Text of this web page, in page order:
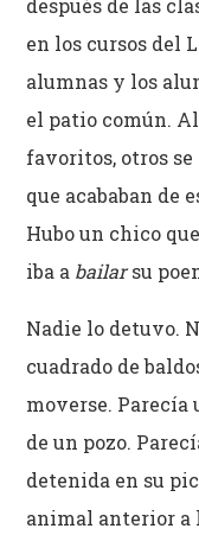
después de las
en los cursos del
alumnas y los
el patio común.
favoritos, otros
que acababan de
Hubo un chico
iba a bailarsu
Nadie lo detuvo.
cuadrado de
moverse. Parecía
de un pozo.
detenida en su
animal anterior a